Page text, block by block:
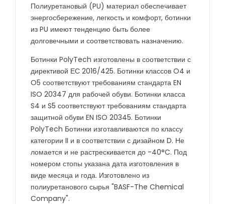
Полиуретановый (PU) материал обеспечивает
энергосбережение, легкость и комфорт, ботинки
из PU имеют тенденцию быть более
долговечными и соответствовать назначению.
Ботинки PolyTech изготовлены в соответствии с
директивой ЕС 2016/425. Ботинки классов O4 и
O5 соответствуют требованиям стандарта EN
ISO 20347 для рабочей обуви. Ботинки класса
S4 и S5 соответствуют требованиям стандарта
защитной обуви EN ISO 20345. Ботинки
PolyTech Ботинки изготавливаются по классу
категории II и в соответствии с дизайном D. Не
ломается и не растрескивается до -40°C. Под
номером стопы указана дата изготовления в
виде месяца и года. Изготовлено из
полиуретанового сырья "BASF-The Chemical
Company".